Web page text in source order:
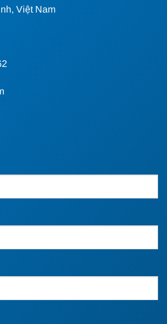
Việt Nam